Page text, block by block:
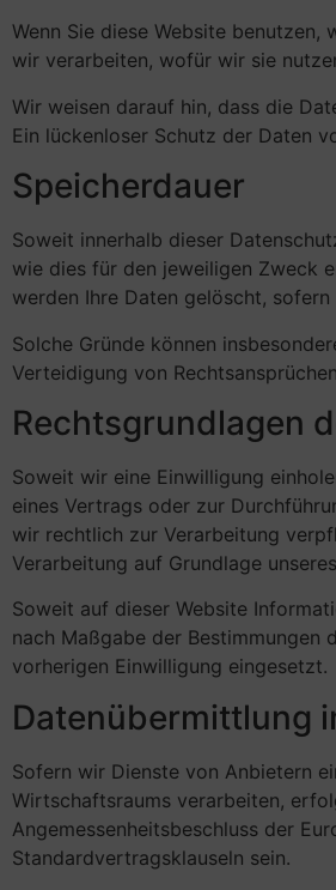
Wenn Sie diese Website
wir verarbeiten, wofür wir sie
Wir weisen darauf hin, dass die
Ein lückenloser Schutz der Daten
Speicherdauer
Soweit innerhalb dieser
wie dies für den jeweiligen Zweck
werden Ihre Daten gelöscht,
Solche Gründe können
Verteidigung von
Rechtsgrundlagen
Soweit wir eine Einwilligung
eines Vertrags oder zur
wir rechtlich zur Verarbeitung
Verarbeitung auf Grundlage
Soweit auf dieser Website
nach Maßgabe der Bestimmungen
vorherigen Einwilligung eingesetzt.
Datenübermittlung
Sofern wir Dienste von Anbietern
Wirtschaftsraums verarbeiten,
Angemessenheitsbeschluss der
Standardvertragsklauseln sein.